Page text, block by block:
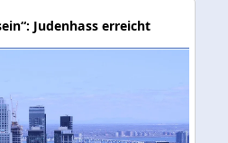
Judenhass erreicht